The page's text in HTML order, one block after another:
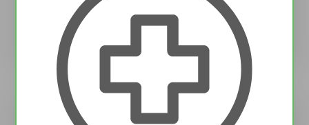
Pharmacie de
Pharmacie de